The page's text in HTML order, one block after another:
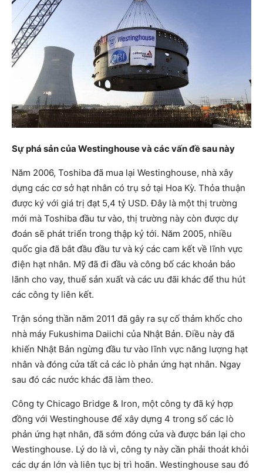
Sự phá sản của Westinghouse và các vấn đề sau này
Năm 2006, Toshiba đã mua lại Westinghouse, nhà xây
dựng các cơ sở hạt nhân có trụ sở tại Hoa Kỳ. Thỏa thuận
được ký với giá trị đạt 5,4 tỷ USD. Đây là một thị trường
mới mà Toshiba đầu tư vào, thị trường này còn được dự
đoán sẽ phát triển trong thập kỷ tới. Năm 2005, nhiều
quốc gia đã bắt đầu đầu tư và ký các cam kết về lĩnh vực
điện hạt nhân. Mỹ đã đi đầu và công bố các khoản bảo
lãnh cho vay, thuế sản xuất và các ưu đãi khác để thu hút
các công ty liên kết.
Trận sóng thần năm 2011 đã gây ra sự cố thảm khốc cho
nhà máy Fukushima Daiichi của Nhật Bản. Điều này đã
khiến Nhật Bản ngừng đầu tư vào lĩnh vực năng lượng hạt
nhân và đóng cửa tất cả các lò phản ứng hạt nhân. Ngay
sau đó các nước khác đã làm theo.
Công ty Chicago Bridge & Iron, một công ty đã ký hợp
đồng với Westinghouse để xây dựng 4 trong số các lò
phản ứng hạt nhân, đã sớm đóng cửa và được bán lại cho
Westinghouse. Lý do là vì, công ty này cần phải thoát khỏi
các dự án lớn và liên tục bị trì hoãn. Westinghouse sau đó